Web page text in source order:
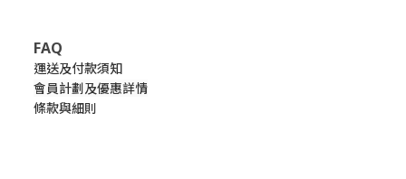
FAQ
運送及付款須知
會員計劃及優惠詳情
條款與細則